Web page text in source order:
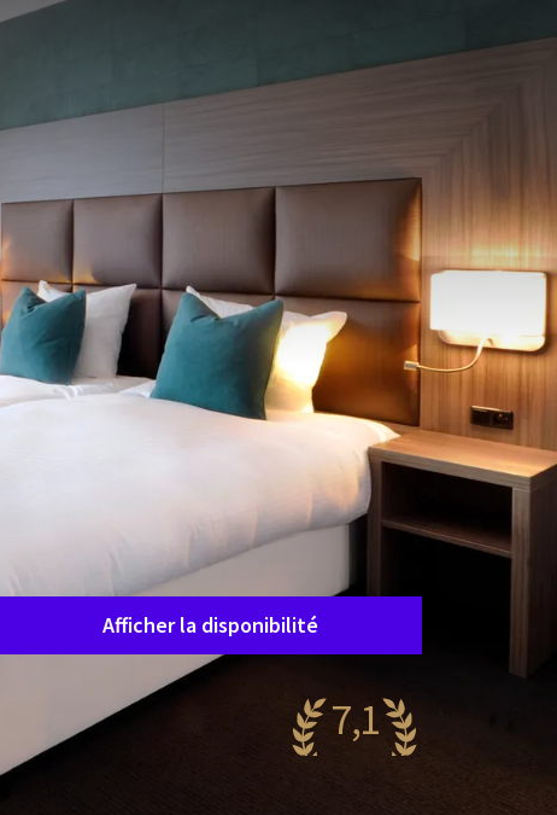
p.p.
Disposition de la chambre
1 chambre, 2 personnes
Durée du séjour
Choisissez des dates
Afficher la disponibilité
7,1
382 reviews